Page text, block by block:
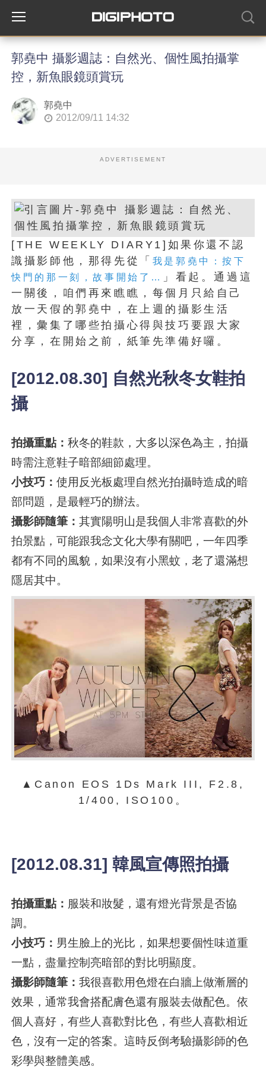
郭堯中 攝影週誌：自然光、個性風拍攝掌
控，新魚眼鏡頭賞玩
郭堯中
2012/09/11 14:32
ADVERTISEMENT
[THE WEEKLY DIARY1]如果你還不認
識攝影師他，那得先從「 我是郭堯中：按下
快門的那一刻，故事開始了…
」看起。通過這
一關後，咱們再來瞧瞧，每個月只給自己
放一天假的郭堯中，在上週的攝影生活
裡，彙集了哪些拍攝心得與技巧要跟大家
分享，在開始之前，紙筆先準備好囉。
[2012.08.30] 自然光秋冬女鞋拍
攝
拍攝重點：秋冬的鞋款，大多以深色為主，拍攝
時需注意鞋子暗部細節處理。
小技巧：使用反光板處理自然光拍攝時造成的暗
部問題，是最輕巧的辦法。
攝影師隨筆：其實陽明山是我個人非常喜歡的外
拍景點，可能跟我念文化大學有關吧，一年四季
都有不同的風貌，如果沒有小黑蚊，老了還滿想
隱居其中。
▲Canon EOS 1Ds Mark III, F2.8,
1/400, ISO100。
[2012.08.31] 韓風宣傳照拍攝
拍攝重點： 服裝和妝髮，還有燈光背景是否協
調。
小技巧： 男生臉上的光比，如果想要個性味道重
一點，盡量控制亮暗部的對比明顯度。
攝影師隨筆：我很喜歡用色燈在白牆上做漸層的
效果，通常我會搭配膚色還有服裝去做配色。依
個人喜好，有些人喜歡對比色，有些人喜歡相近
色，沒有一定的答案。這時反倒考驗攝影師的色
彩學與整體美感。